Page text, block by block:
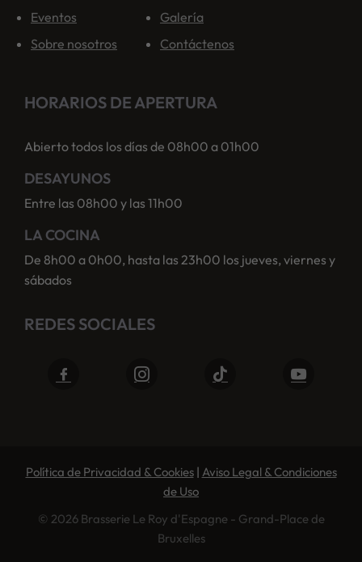
Eventos
Sobre nosotros
Galería
Contáctenos
HORARIOS DE APERTURA
Abierto todos los días de 08h00 a 01h00
DESAYUNOS
Entre las 08h00 y las 11h00
LA COCINA
De 8h00 a 0h00, hasta las 23h00 los jueves, viernes y
sábados
REDES SOCIALES
Política de Privacidad & Cookies| Aviso Legal & Condiciones
de Uso
© 2026 Brasserie Le Roy d'Espagne - Grand-Place de
Bruxelles